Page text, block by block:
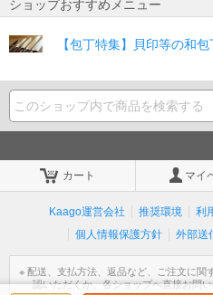
ショップおすすめメニュー
【包丁特集】貝印等の和
カート マイ
Kaago運営会社 推奨環境 利
個人情報保護方針
外部送
※ 配送、支払方法、返品など、ご注文に関
認いただくか、各ショップへ直接お問